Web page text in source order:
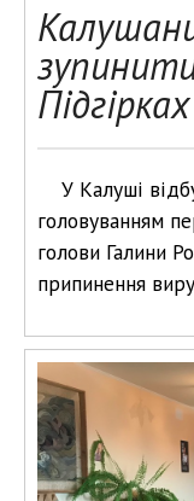
Підгірках
У Калуші
головуванням
голови Галини
припинення